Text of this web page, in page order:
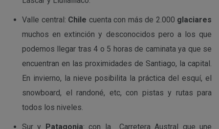
Valle central: Chile cuenta con más de 2.000 glaciares
muchos en extinción y desconocidos pero a los que
podemos llegar tras 4 o 5 horas de caminata ya que se
encuentran en las proximidades de Santiago, la capital.
En invierno, la nieve posibilita la práctica del esquí, el
snowboard, el randoné, etc, con pistas y rutas para
todos los niveles.
Sur y Patagonia: con la Carretera Austral que une